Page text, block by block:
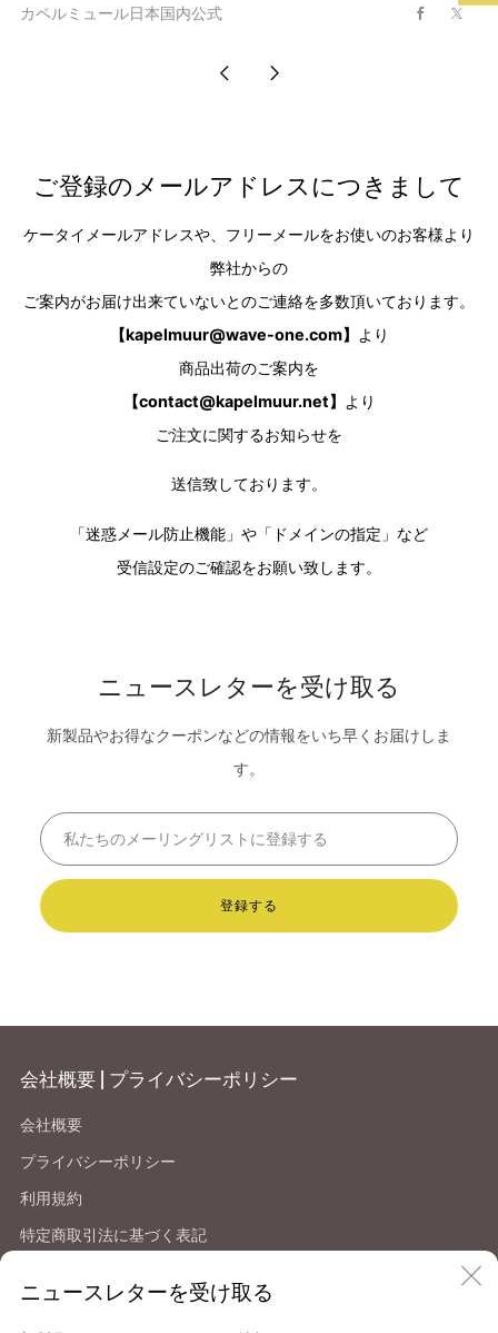
ニュースレターを受け取る
カペルミュール日本国内公式 Facebook
ご登録のメールアドレスにつきまして
ケータイメールアドレスや、フリーメールをお使いのお客様より
弊社からの
ご案内がお届け出来ていないとのご連絡を多数頂いております。
【kapelmuur@wave-one.com】
より
商品出荷のご案内を
【contact@kapelmuur.net】
より
ご注文に関するお知らせを
送信致しております。
「迷惑メール防止機能」や「ドメインの指定」など
受信設定のご確認をお願い致します。
ニュースレターを受け取る
新製品やお得なクーポンなどの情報をいち早くお届けしま
す。
登録する
会社概要 | プライバシーポリシー
会社概要
プライバシーポリシー
利用規約
特定商取引法に基づく表記